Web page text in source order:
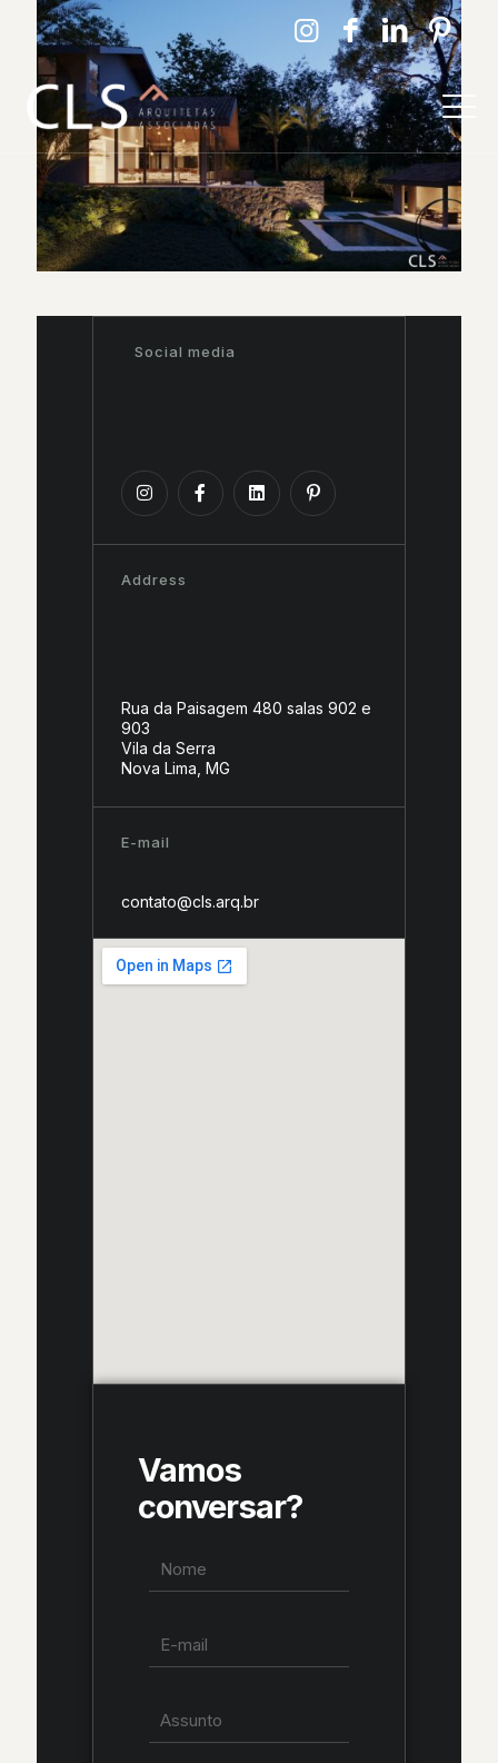
Social media
Address
Rua da Paisagem 480 salas 902 e
903
Vila da Serra
Nova Lima, MG
E-mail
contato@cls.arq.br
Vamos
conversar?